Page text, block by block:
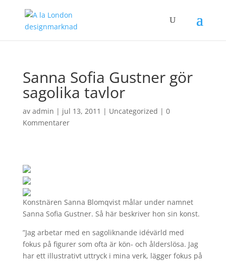
Sanna Sofia Gustner gör
sagolika tavlor
av admin | jul 13, 2011 | Uncategorized | 0
Kommentarer
Konstnären Sanna Blomqvist målar under namnet
Sanna Sofia Gustner. Så här beskriver hon sin konst.
”Jag arbetar med en sagoliknande idévärld med
fokus på figurer som ofta är kön- och ålderslösa. Jag
har ett illustrativt uttryck i mina verk, lägger fokus på